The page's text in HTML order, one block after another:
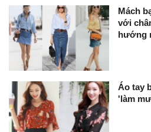
Mách
với
hướng
Áo tay
'làm